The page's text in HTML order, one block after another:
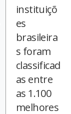
instituiçõ
es
brasileira
s foram
classificad
as entre
as 1.100
melhores